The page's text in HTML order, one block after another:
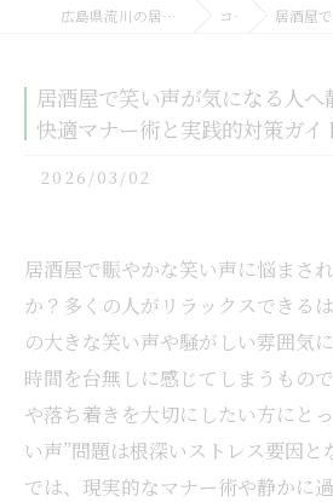
広島県流川の居酒屋ならお好み居酒屋みほ コラム 居酒屋で笑い声が気
居酒屋で笑い声が気になる人
快適マナー術と実践的対策ガイ
2026/03/02
居酒屋で賑やかな笑い声に悩まさ
か？多くの人がリラックスできる
の大きな笑い声や騒がしい雰囲気
時間を台無しに感じてしまうもの
や落ち着きを大切にしたい方にと
い声”問題は根深いストレス要因と
では、現実的なマナー術や静かに